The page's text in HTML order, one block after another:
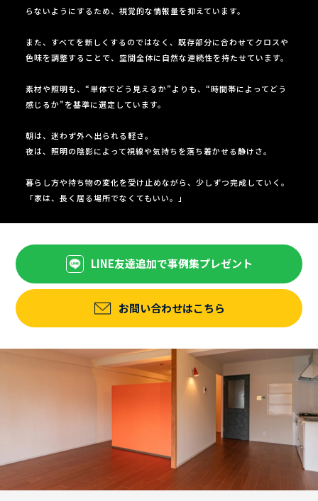
らないようにするため、視覚的な情報量を抑えています。
また、すべてを新しくするのではなく、既存部分に合わせてクロスや
色味を調整することで、空間全体に自然な連続性を持たせています。
素材や照明も、“単体でどう見えるか”よりも、“時間帯によってどう
感じるか”を基準に選定しています。
朝は、迷わず外へ出られる軽さ。
夜は、照明の陰影によって視線や気持ちを落ち着かせる静けさ。
暮らし方や持ち物の変化を受け止めながら、少しずつ完成していく。
「家は、長く居る場所でなくてもいい。」
LINE友達追加で事例集プレゼント
お問い合わせはこちら